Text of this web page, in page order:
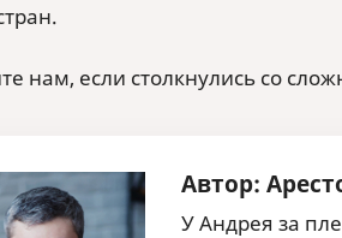
нам, если столкнулись со
Автор:
У Андрея за